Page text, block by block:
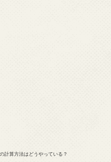
計算方法はどうやっている？